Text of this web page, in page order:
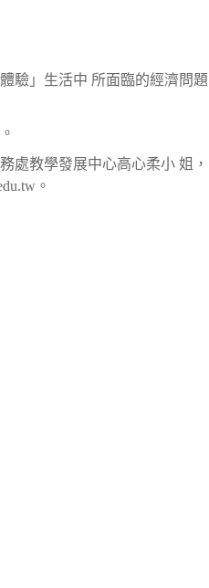
驗」生活中 所面臨的經濟問
處教學發展中心高心柔小 姐，
。